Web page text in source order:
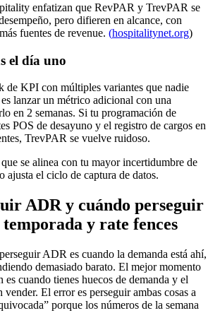
enfatizan que RevPAR y TrevPAR se
pero difieren en alcance, con
fuentes de revenue. (hospitalitynet.org)
el día uno
de KPI con múltiples variantes que nadie
lanzar un métrico adicional con una
en 2 semanas. Si tu programación de
POS de desayuno y el registro de cargos en
TrevPAR se vuelve ruidoso.
se alinea con tu mayor incertidumbre de
ajusta el ciclo de captura de datos.
ADR y cuándo perseguir
y rate fences
ADR es cuando la demanda está ahí,
demasiado barato. El mejor momento
es cuando tienes huecos de demanda y el
El error es perseguir ambas cosas a
porque los números de la semana